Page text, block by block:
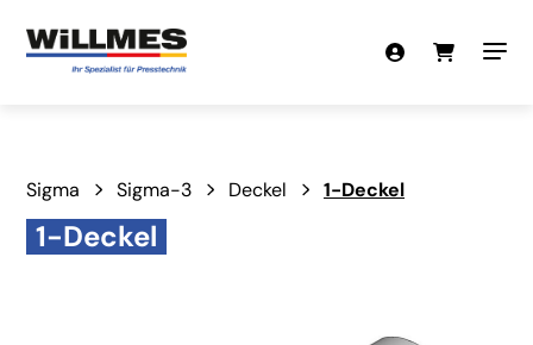
Sigma Sigma-3 Deckel 1-Deckel
1-Deckel